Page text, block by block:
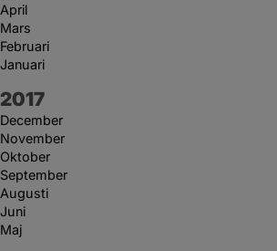
April
Mars
Februari
Januari
År:
2017
December
November
Oktober
September
Augusti
Juni
Maj